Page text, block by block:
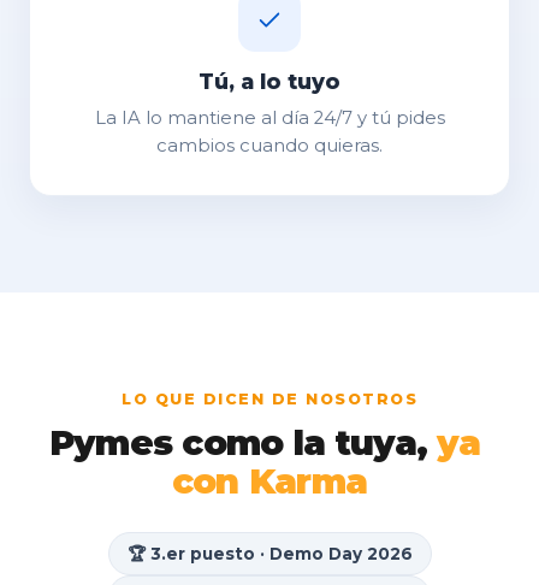
Tú, a lo tuyo
La IA lo mantiene al día 24/7 y tú pides
cambios cuando quieras.
LO QUE DICEN DE NOSOTROS
Pymes como la tuya, ya
con Karma
🏆 3.er puesto · Demo Day 2026